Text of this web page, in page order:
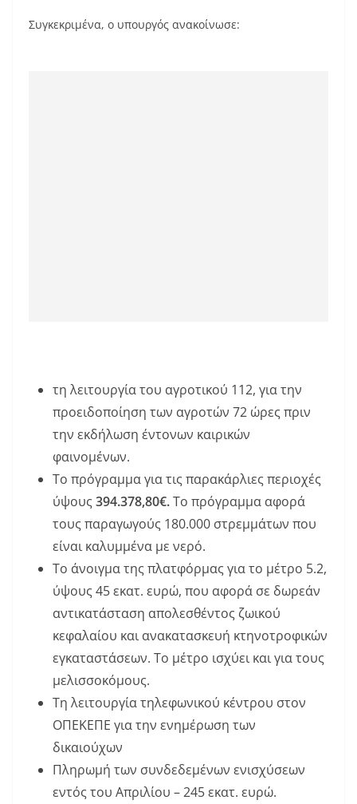
Συγκεκριμένα, ο υπουργός ανακοίνωσε:
τη λειτουργία του αγροτικού 112, για την
προειδοποίηση των αγροτών 72 ώρες πριν
την εκδήλωση έντονων καιρικών
φαινομένων.
Το πρόγραμμα για τις παρακάρλιες περιοχές
ύψους 394.378,80€.Το πρόγραμμα αφορά
τους παραγωγούς 180.000 στρεμμάτων που
είναι καλυμμένα με νερό.
Το άνοιγμα της πλατφόρμας για το μέτρο 5.2,
ύψους 45 εκατ. ευρώ, που αφορά σε δωρεάν
αντικατάσταση απολεσθέντος ζωικού
κεφαλαίου και ανακατασκευή κτηνοτροφικών
εγκαταστάσεων. Το μέτρο ισχύει και για τους
μελισσοκόμους.
Τη λειτουργία τηλεφωνικού κέντρου στον
ΟΠΕΚΕΠΕ για την ενημέρωση των
δικαιούχων
Πληρωμή των συνδεδεμένων ενισχύσεων
εντός του Απριλίου – 245 εκατ. ευρώ.